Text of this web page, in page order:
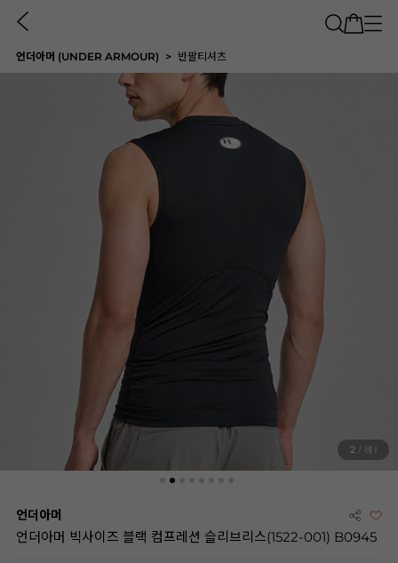
언더아머 (UNDER ARMOUR) 반팔티셔츠
2 / 8
언더아머
언더아머 빅사이즈 블랙 컴프레션 슬리브리스(1522-001) B0945